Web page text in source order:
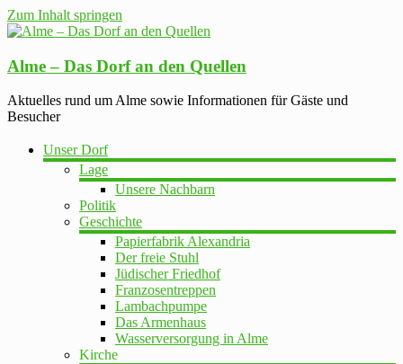
Zum Inhalt springen
Alme – Das Dorf an den Quellen
Aktuelles rund um Alme sowie Informationen für Gäste und
Besucher
Unser Dorf
Lage
Unsere Nachbarn
Politik
Geschichte
Papierfabrik Alexandria
Der freie Stuhl
Jüdischer Friedhof
Franzosentreppen
Lambachpumpe
Das Armenhaus
Wasserversorgung in Alme
Kirche